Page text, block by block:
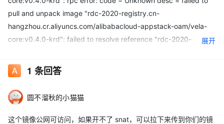
pull and unpack image "rdc-2020-registry.cn-
hangzhou.cr.aliyuncs.com/alibabacloud-appstack-oam/vela-
core:v0.4.0-krd": failed to resolve reference "rdc-2020-
oam/vela-core:v0.4.0-krd": failed to do request: Head "https://
rdc-2020-registry.cn-
hangzhou.cr.aliyuncs.com/v2/alibabacloud-appstack-
oam/vela-core/manifests/v0.4.0-krd": dial tcp
120.26.101.84:443: i/o timeout
展开
1 条回答
圆不溜秋的小猫猫
这个镜像公网可访问，如果开不了 snat，可以拉下来传到你们的镜